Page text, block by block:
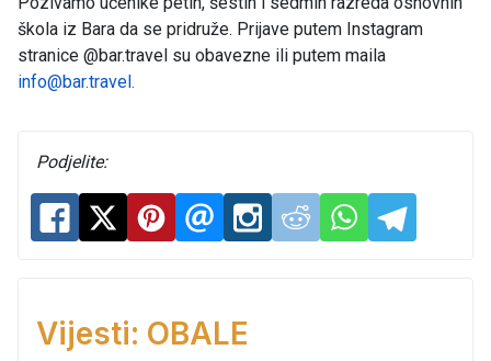
škola iz Bara da se pridruže. Prijave putem Instagram
stranice @bar.travel su obavezne ili putem maila
info@bar.travel.
Podjelite:
Vijesti: OBALE